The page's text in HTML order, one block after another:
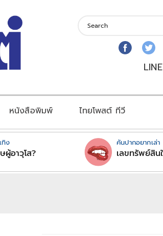
หนังสือพิมพ์ ไทยโพสต์ ทีวี
ทิง
อาวุโส?
คันปากอยากเล่า
เลขทรัพย์สิน